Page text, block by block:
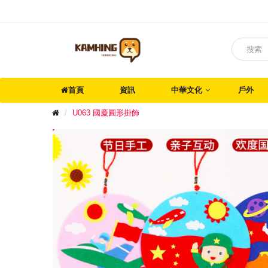
首頁 資訊 中華文化 戶外
U063 國慶圓形掛飾